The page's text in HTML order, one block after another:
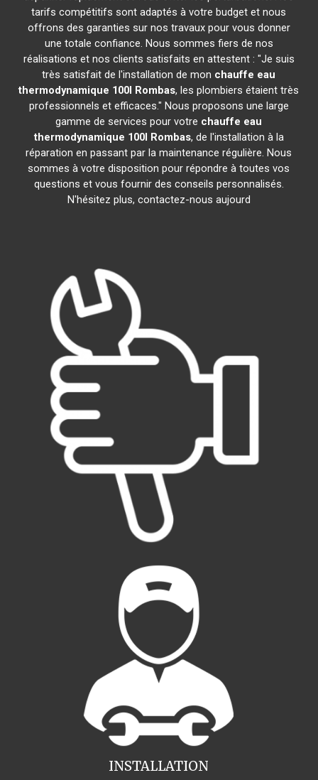
tarifs compétitifs sont adaptés à votre budget et nous
offrons des garanties sur nos travaux pour vous donner
une totale confiance. Nous sommes fiers de nos
réalisations et nos clients satisfaits en attestent : "Je suis
très satisfait de l'installation de mon chauffe eau
thermodynamique 100l Rombas, les plombiers étaient très
professionnels et efficaces." Nous proposons une large
gamme de services pour votre chauffe eau
thermodynamique 100l Rombas, de l'installation à la
réparation en passant par la maintenance régulière. Nous
sommes à votre disposition pour répondre à toutes vos
questions et vous fournir des conseils personnalisés.
N'hésitez plus, contactez-nous aujourd
INSTALLATION